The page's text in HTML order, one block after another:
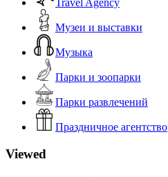
Travel Agency
Музеи и выставки
Музыка
Парки и зоопарки
Парки развлечений
Праздничное агентство
Viewed